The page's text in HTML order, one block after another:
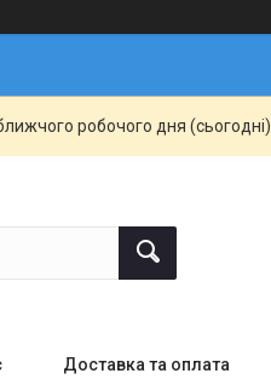
робочого дня (сьогодні).
Доставка та оплата